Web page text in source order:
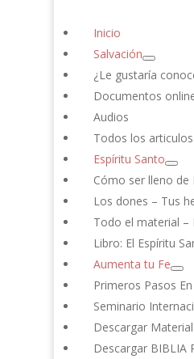
Inicio
Salvación
¿Le gustaría
Documentos
Audios
Todos los articulos
Espíritu Santo
Cómo ser lleno de
Los dones – Tus
Todo el material –
Libro: El Espíritu
Aumenta tu Fe
Primeros Pasos
Seminario
Descargar
Descargar BIBLIA